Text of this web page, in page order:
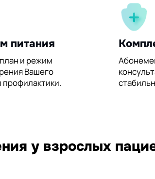
питания
и режим
Вашего
у взрослых